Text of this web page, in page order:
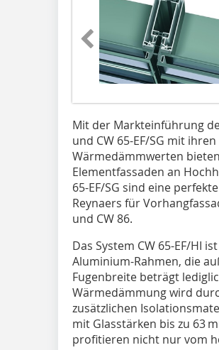
Mit der Markteinführung
und CW 65-EF/SG mit
Wärmedämmwerten
Elementfassaden an
65-EF/SG sind eine
Reynaers für
und CW 86.
Das System CW 65-EF/HI
Aluminium-Rahmen, die
Fugenbreite beträgt
Wärmedämmung wird
zusätzlichen
mit Glasstärken bis zu 63
profitieren nicht nur vom